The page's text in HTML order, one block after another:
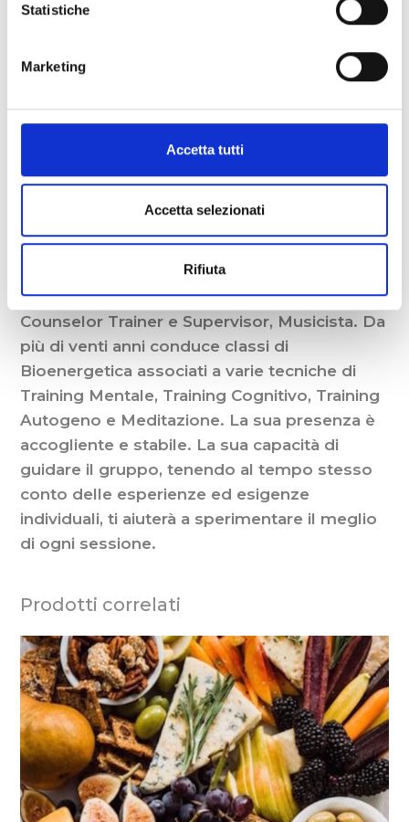
Statistiche
Marketing
Accetta tutti
Accetta selezionati
Rifiuta
mentale vuol dire creare nuovi orizzonti del
Unisciti a noi, e sentiti A CASA nel tuo Corpo
E nella tua Mente! Vieni a sperimentarti con
noi! Costo dei 4 incontri: 79€ a persona
LA CONDUTTRICE
Annamaria Napoletanoè Psicologa e
Counselor a indirizzo PsicoCorporeo
Relazionale, specializzata in Bioenergetica,
Counselor Trainer e Supervisor, Musicista. Da
più di venti anni conduce classi di
Bioenergetica associati a varie tecniche di
Training Mentale, Training Cognitivo, Training
Autogeno e Meditazione. La sua presenza è
accogliente e stabile. La sua capacità di
guidare il gruppo, tenendo al tempo stesso
conto delle esperienze ed esigenze
individuali, ti aiuterà a sperimentare il meglio
di ogni sessione.
Prodotti correlati